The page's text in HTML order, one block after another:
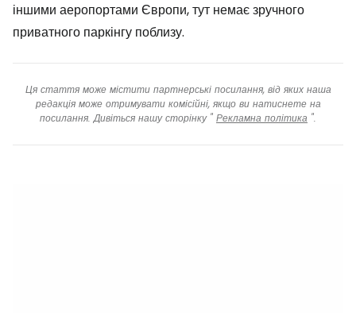
іншими аеропортами Європи, тут немає зручного
приватного паркінгу поблизу.
Ця стаття може містити партнерські посилання, від яких наша
редакція може отримувати комісійні, якщо ви натиснете на
посилання. Дивіться нашу сторінку " Рекламна політика ".